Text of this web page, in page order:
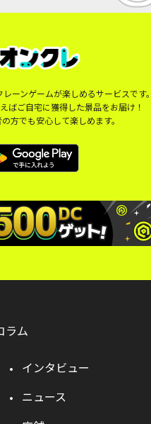
ーンゲームが楽しめるサービスです
ばご自宅に獲得した景品をお届け！
方でも安心して楽しめます。
ラム
インタビュー
ニュース